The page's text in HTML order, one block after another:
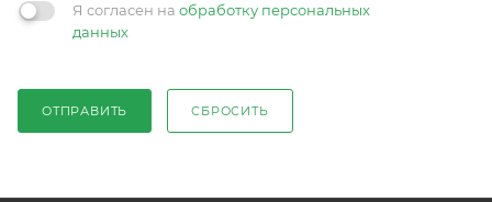
Я согласен на обработку персональных
данных
ОТПРАВИТЬ СБРОСИТЬ